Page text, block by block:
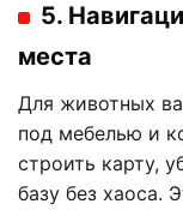
5.
места
Для животных
под мебелью и
строить карту,
базу без хаоса.